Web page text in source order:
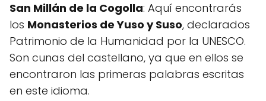
San Millán de la Cogolla: Aquí encontrarás
los Monasterios de Yuso y Suso, declarados
Patrimonio de la Humanidad por la UNESCO.
Son cunas del castellano, ya que en ellos se
encontraron las primeras palabras escritas
en este idioma.